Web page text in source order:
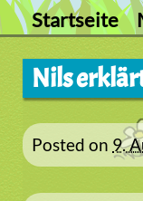
Startseite
Nils
Posted on 9.